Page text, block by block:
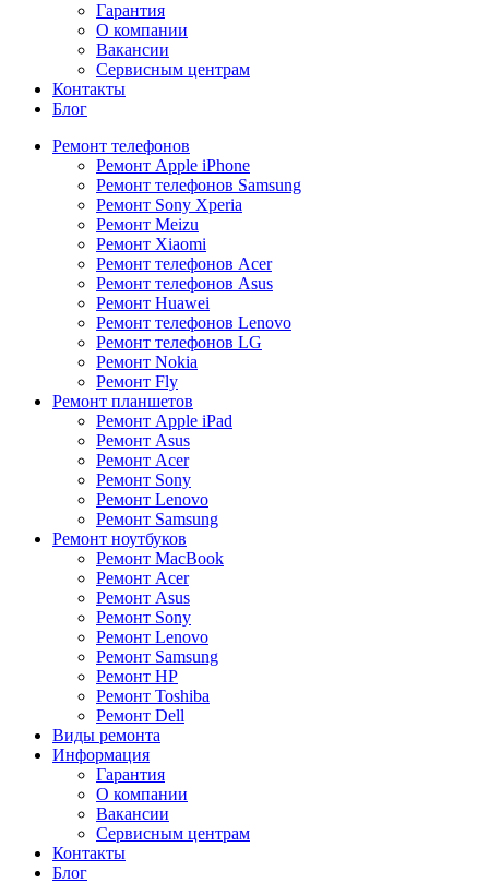
Гарантия
О компании
Вакансии
Сервисным центрам
Контакты
Блог
Ремонт телефонов
Ремонт Apple iPhone
Ремонт телефонов Samsung
Ремонт Sony Xperia
Ремонт Meizu
Ремонт Xiaomi
Ремонт телефонов Acer
Ремонт телефонов Asus
Ремонт Huawei
Ремонт телефонов Lenovo
Ремонт телефонов LG
Ремонт Nokia
Ремонт Fly
Ремонт планшетов
Ремонт Apple iPad
Ремонт Asus
Ремонт Acer
Ремонт Sony
Ремонт Lenovo
Ремонт Samsung
Ремонт ноутбуков
Ремонт MacBook
Ремонт Acer
Ремонт Asus
Ремонт Sony
Ремонт Lenovo
Ремонт Samsung
Ремонт HP
Ремонт Toshiba
Ремонт Dell
Виды ремонта
Информация
Гарантия
О компании
Вакансии
Сервисным центрам
Контакты
Блог